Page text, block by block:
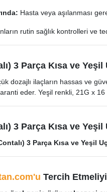
Hasta veya aşılanması
rutin sağlık kontrolleri ve
3 Parça Kısa ve
dozajlı ilaçların hassas ve
eder. Yeşil renkli, 21G x
3 Parça Kısa ve
3 Parça Kısa ve Yeşil
Tercih